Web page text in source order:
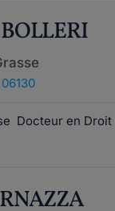
Docteur en